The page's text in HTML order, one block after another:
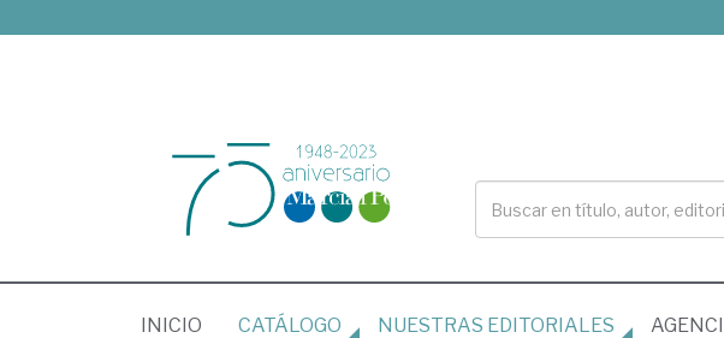
INICIO (CURRENT)
CATÁLOGO NUESTRAS EDITORIALES